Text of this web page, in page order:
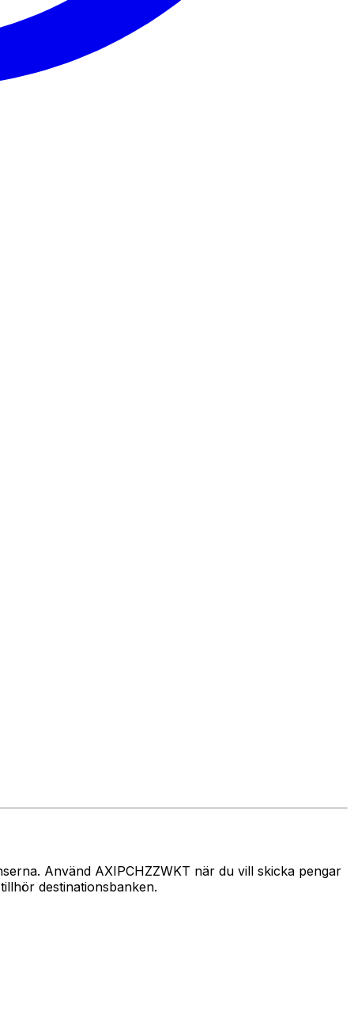
Använd AXIPCHZZWKT när du vill skicka pengar
destinationsbanken.